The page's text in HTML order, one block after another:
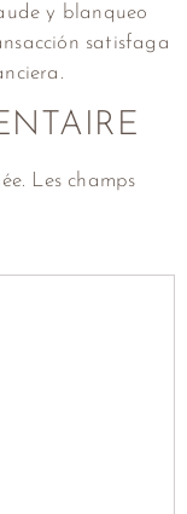
y blanqueo
satisfaga
Les champs